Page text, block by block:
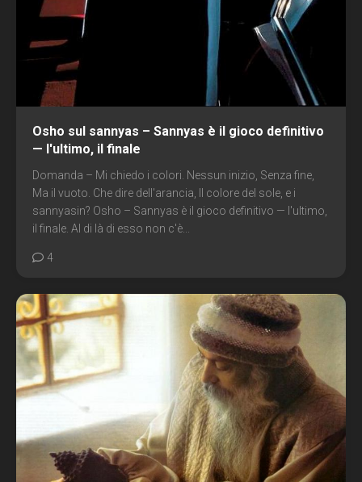
Osho sul sannyas – Sannyas è il gioco definitivo
— l'ultimo, il finale
Domanda – Mi chiedo i colori. Nessun inizio, Senza fine,
Ma il vuoto. Che dire dell'arancia, Il colore del sole, e i
sannyasin? Osho – Sannyas è il gioco definitivo — l'ultimo,
il finale. Al di là di esso non c'è...
4